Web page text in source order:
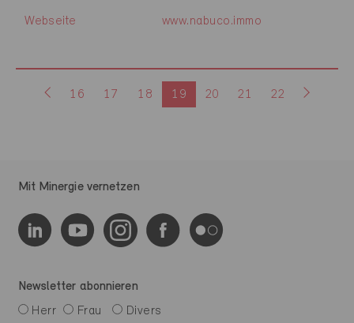
Webseite www.nabuco.immo
16 17 18 19 20 21 22
Mit Minergie vernetzen
Newsletter abonnieren
Herr
Frau Divers